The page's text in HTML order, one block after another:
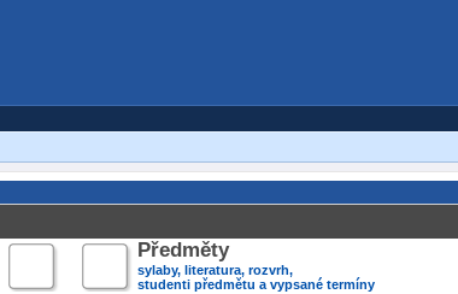
Předměty
sylaby, literatura, rozvrh,
studenti předmětu a vypsané termíny